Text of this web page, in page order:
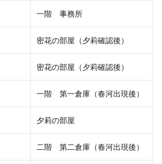
一階 事務所
密花の部屋（夕莉確認後）
密花の部屋（夕莉確認後）
一階 第一倉庫（春河出現後）
夕莉の部屋
二階 第二倉庫（春河出現後）